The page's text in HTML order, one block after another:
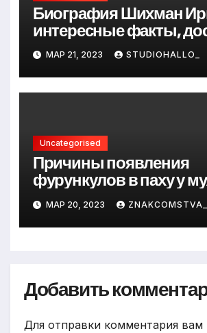
Биография Шихман
интересные факты,
и путь к успеху
МАР 21, 2023 STUDIOHALLO_
Uncategorised
Причины появления
фурункулов в паху у
МАР 20, 2023 ZNAKCOMSTVA_
Добавить
Для отправки комментария